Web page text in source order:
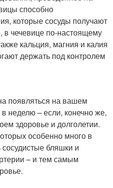
способно
которые сосуды получают
в чечевице по-настоящему
кальция, магния и калия
держать под контролем
появляться на вашем
неделю – если, конечно же,
здоровье и долголетии.
особенно много в
бляшки и
– и тем самым